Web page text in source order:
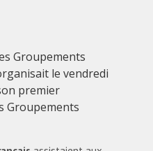
Groupements
le vendredi
premier
Groupements